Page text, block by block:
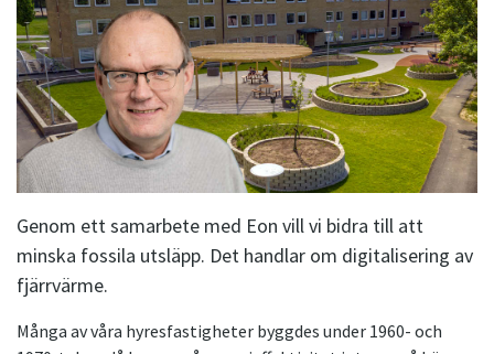
Genom ett samarbete med Eon vill vi bidra till att
minska fossila utsläpp. Det handlar om digitalisering av
fjärrvärme.
Många av våra hyresfastigheter byggdes under 1960- och